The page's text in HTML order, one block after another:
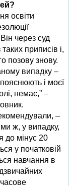
освіти
через суд
приписів і,
позову знову.
випадку –
і моєї
немає,” –
–
ж, у випадку,
до мінус 20
у початковій
навчання в